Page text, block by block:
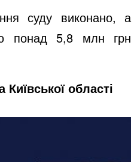
суду виконано, а
понад 5,8 млн грн
Київської області